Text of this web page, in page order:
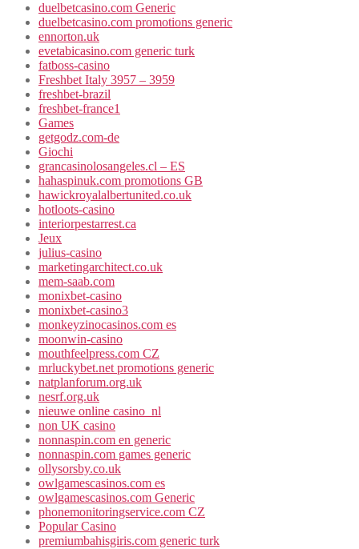
duelbetcasino.com Generic
duelbetcasino.com promotions generic
ennorton.uk
evetabicasino.com generic turk
fatboss-casino
Freshbet Italy 3957 – 3959
freshbet-brazil
freshbet-france1
Games
getgodz.com-de
Giochi
grancasinolosangeles.cl – ES
hahaspinuk.com promotions GB
hawickroyalalbertunited.co.uk
hotloots-casino
interiorpestarrest.ca
Jeux
julius-casino
marketingarchitect.co.uk
mem-saab.com
monixbet-casino
monixbet-casino3
monkeyzinocasinos.com es
moonwin-casino
mouthfeelpress.com CZ
mrluckybet.net promotions generic
natplanforum.org.uk
nesrf.org.uk
nieuwe online casino_nl
non UK casino
nonnaspin.com en generic
nonnaspin.com games generic
ollysorsby.co.uk
owlgamescasinos.com es
owlgamescasinos.com Generic
phonemonitoringservice.com CZ
Popular Casino
premiumbahisgiris.com generic turk